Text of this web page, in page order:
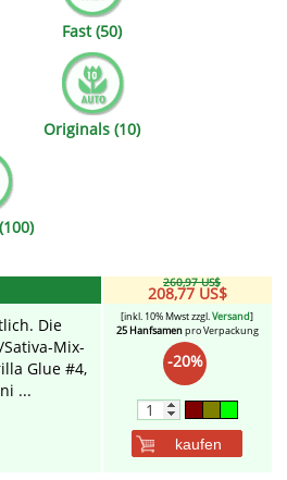
Fast (50)
Originals (10)
Die
Mix-
Glue #4,
...
260,97 US$
208,77 US$
[inkl. 10% Mwst zzgl.Versand]
25 Hanfsamenpro Verpackung
-20%
kaufen